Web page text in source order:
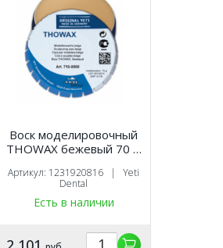
Воск моделировочный
THOWAX бежевый 70 г,
Артикул: 1231920816 | Yeti
Dental
Есть в наличии